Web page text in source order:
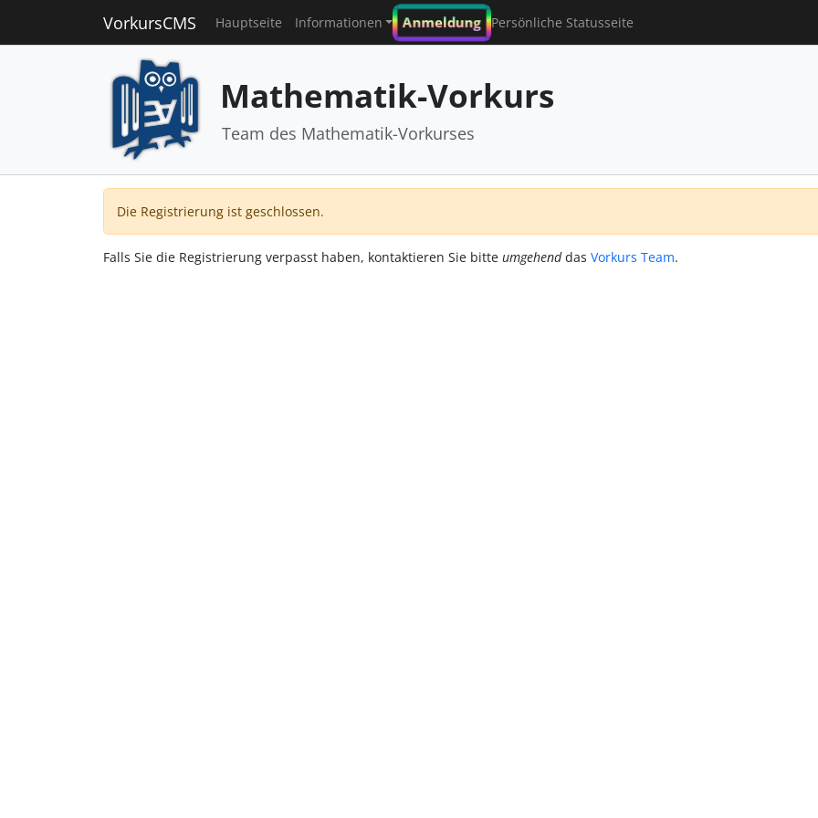
VorkursCMS Hauptseite Informationen Anmeldung Persönliche Statusseite
Mathematik-Vorkurs
Team des Mathematik-Vorkurses
Die Registrierung ist geschlossen.
Falls Sie die Registrierung verpasst haben, kontaktieren Sie bitte umgehenddas Vorkurs Team.